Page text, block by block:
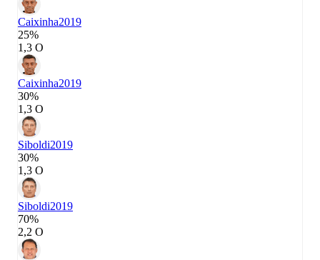
Caixinha2019
25%
1,3 О
Caixinha2019
30%
1,3 О
Siboldi2019
30%
1,3 О
Siboldi2019
70%
2,2 О